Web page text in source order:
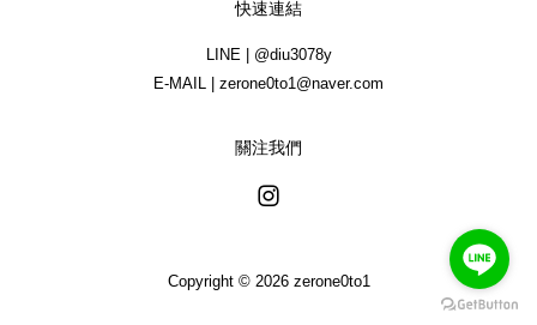
快速連結
LINE | @diu3078y
E-MAIL | zerone0to1@naver.com
關注我們
Copyright © 2026 zerone0to1